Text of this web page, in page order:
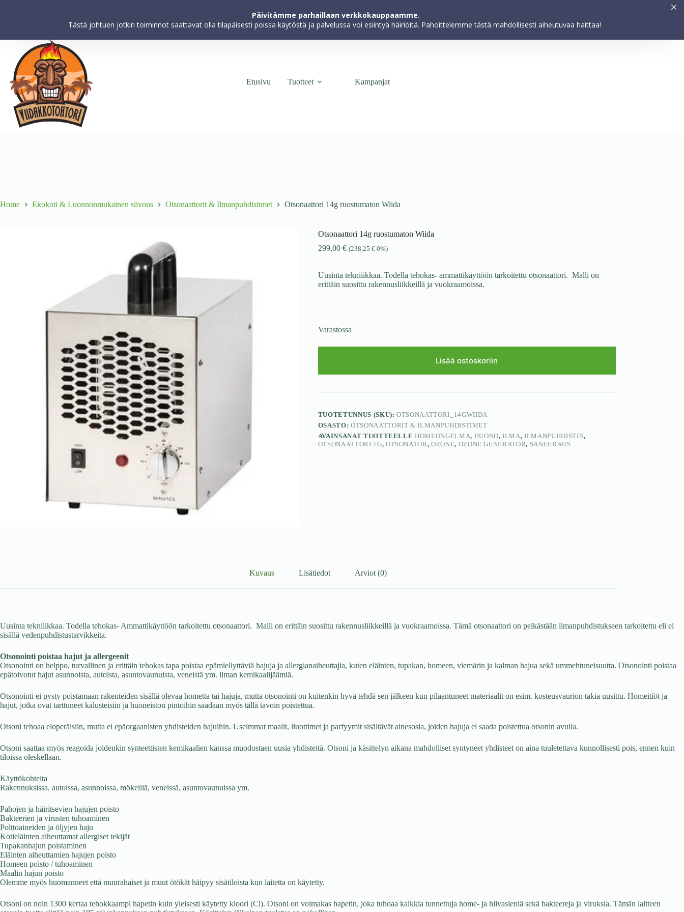
Päivitämme parhaillaan verkkokauppaamme.
Tästä johtuen jotkin toiminnot saattavat olla tilapäisesti poissa käytöstä ja palvelussa voi esiintyä häiriöitä. Pahoittelemme tästä mahdollisesti aiheutuvaa haittaa!
Etusivu Tuotteet Kampanjat
Home Ekokoti & Luonnonmukainen siivous Otsonaattorit & Ilmanpuhdistimet Otsonaattori 14g ruostumaton Wiida
Otsonaattori 14g ruostumaton Wiida
299,00 € (238,25 €0%)
Uusinta tekniiikkaa. Todella tehokas- ammattikäyttöön tarkoitettu otsonaattori. Malli on
erittäin suosittu rakennusliikkeillä ja vuokraamoissa.
Varastossa
Lisää ostoskoriin
TUOTETUNNUS (SKU):OTSONAATTORI_14GWIIDA
OSASTO: OTSONAATTORIT & ILMANPUHDISTIMET
AVAINSANAT TUOTTEELLEHOMEONGELMA, HUONO,ILMA,ILMANPUHDISTIN,
OTSONAATTORI 7G, OTSONATOR,OZONE, OZONE GENERATOR, SANEERAUS
Kuvaus Lisätiedot Arviot (0)
Uusinta tekniiikkaa. Todella tehokas- Ammattikäyttöön tarkoitettu otsonaattori. Malli on erittäin suosittu rakennusliikkeillä ja vuokraamoissa. Tämä otsonaattori on pelkästään ilmanpuhdistukseen tarkoitettu eli ei
sisällä vedenpuhdistustarvikkeita.
Otsonointi poistaa hajut ja allergeenit
Otsonointi on helppo, turvallinen ja erittäin tehokas tapa poistaa epämiellyttäviä hajuja ja allergianaiheuttajia, kuten eläinten, tupakan, homeen, viemärin ja kalman hajua sekä ummehtuneisuutta. Otsonointi poistaa
epätoivotut hajut asunnoista, autoista, asuntovaunuista, veneistä ym. ilman kemikaalijäämiä.
Otsonointi ei pysty poistamaan rakenteiden sisällä olevaa hometta tai hajuja, mutta otsonointi on kuitenkin hyvä tehdä sen jälkeen kun pilaantuneet materiaalit on esim. kosteusvaurion takia uusittu. Homeitiöt ja
hajut, jotka ovat tarttuneet kalusteisiin ja huoneiston pintoihin saadaan myös tällä tavoin poistettua.
Otsoni tehoaa eloperäisiin, mutta ei epäorgaanisten yhdisteiden hajuihin. Useimmat maalit, liuottimet ja parfyymit sisältävät ainesosia, joiden hajuja ei saada poistettua otsonin avulla.
Otsoni saattaa myös reagoida joidenkin synteettisten kemikaalien kanssa muodostaen uusia yhdisteitä. Otsoni ja käsittelyn aikana mahdolliset syntyneet yhdisteet on aina tuuletettava kunnollisesti pois, ennen kuin
tiloissa oleskellaan.
Käyttökohteita
Rakennuksissa, autoissa, asunnoissa, mökeillä, veneissä, asuntovaunuissa ym.
Pahojen ja häiritsevien hajujen poisto
Bakteerien ja virusten tuhoaminen
Polttoaineiden ja öljyjen haju
Kotieläinten aiheuttamat allergiset tekijät
Tupakanhajun poistaminen
Eläinten aiheuttamien hajujen poisto
Homeen poisto / tuhoaminen
Maalin hajun poisto
Olemme myös huomanneet että muurahaiset ja muut ötökät häipyy sisätiloista kun laitetta on käytetty.
Otsoni on noin 1300 kertaa tehokkaampi hapetin kuin yleisesti käytetty kloori (Cl). Otsoni on voimakas hapetin, joka tuhoaa kaikkia tunnettuja home- ja hiivasieniä sekä bakteereja ja viruksia. Tämän laitteen
Viidakkotohtori.fi käyttää internetpalveluissaan evästeitä käyttäjäkokemuksen parantamiseksi, markkinoinnin toteuttamiseksi ja käyttöä
koskevien tilastojen keräämiseksi. Kun käytät tätä verkkosivustoa hyväksyt evästeiden käytön.